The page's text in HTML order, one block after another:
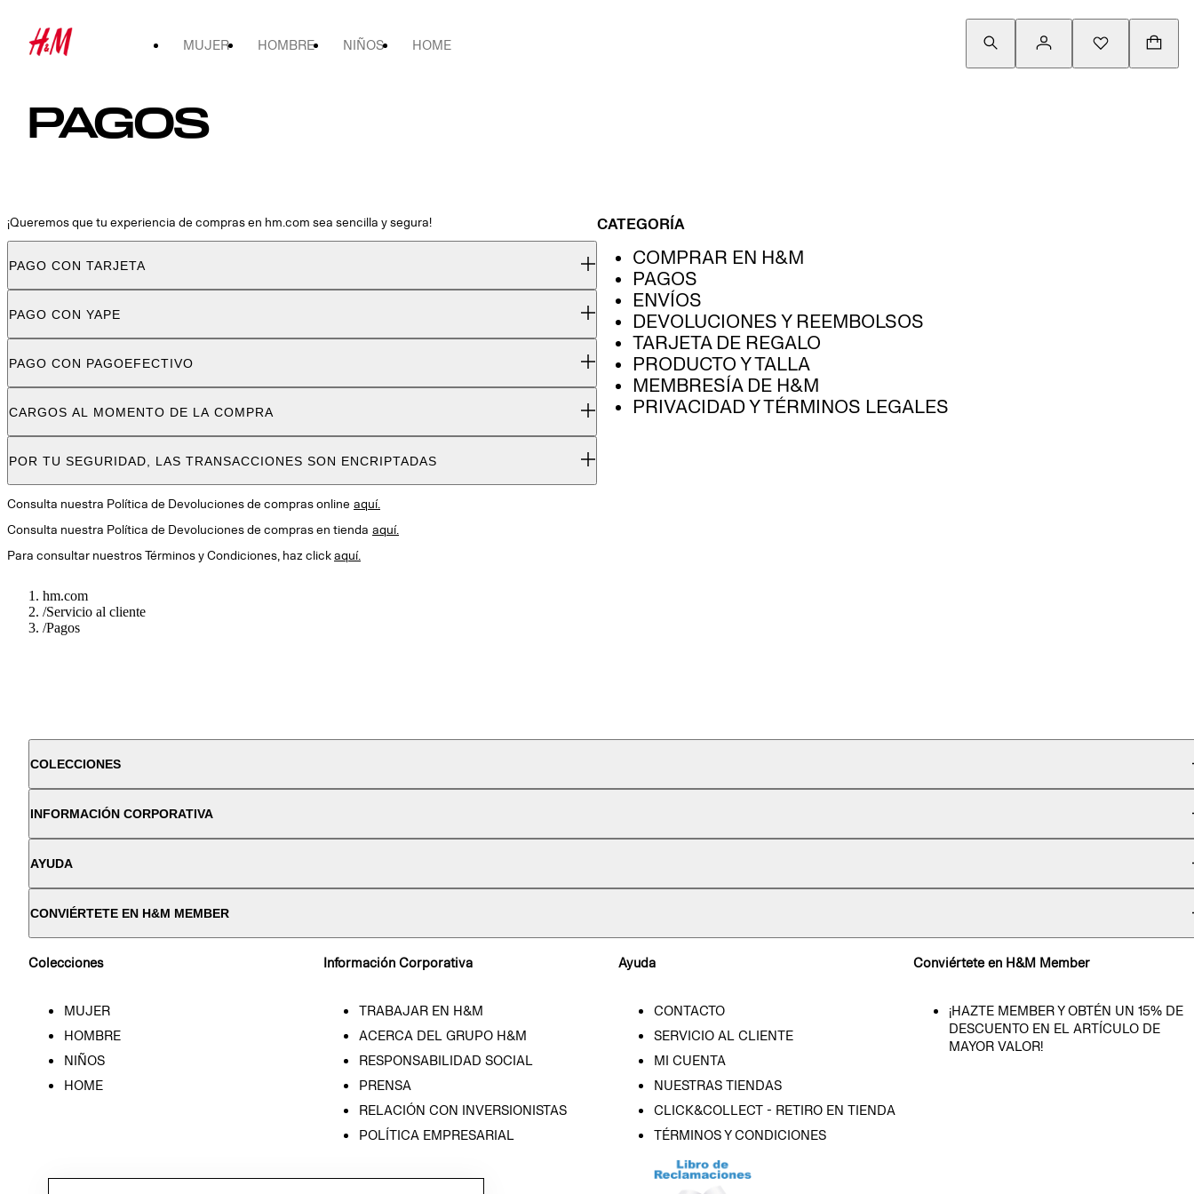
MUJER HOMBRE NIÑOS HOME
PAGOS
¡Queremos que tu experiencia de compras en hm.com sea sencilla y segura!
PAGO CON TARJETA
PAGO CON YAPE
PAGO CON PAGOEFECTIVO
CARGOS AL MOMENTO DE LA COMPRA
POR TU SEGURIDAD, LAS TRANSACCIONES SON ENCRIPTADAS
Consulta nuestra Política de Devoluciones de compras online aquí.
Consulta nuestra Política de Devoluciones de compras en tienda aquí.
Para consultar nuestros Términos y Condiciones, haz clickaquí.
CATEGORÍA
COMPRAR EN H&M
PAGOS
ENVÍOS
DEVOLUCIONES Y REEMBOLSOS
TARJETA DE REGALO
PRODUCTO Y TALLA
MEMBRESÍA DE H&M
PRIVACIDAD Y TÉRMINOS LEGALES
hm.com
/Servicio al cliente
/Pagos
COLECCIONES
INFORMACIÓN CORPORATIVA
AYUDA
CONVIÉRTETE EN H&M MEMBER
Colecciones
MUJER
HOMBRE
NIÑOS
HOME
Información Corporativa
TRABAJAR EN H&M
ACERCA DEL GRUPO H&M
RESPONSABILIDAD SOCIAL
PRENSA
RELACIÓN CON INVERSIONISTAS
POLÍTICA EMPRESARIAL
Ayuda
CONTACTO
SERVICIO AL CLIENTE
MI CUENTA
NUESTRAS TIENDAS
CLICK&COLLECT - RETIRO EN TIENDA
TÉRMINOS Y CONDICIONES
Conviértete en H&M Member
¡HAZTE MEMBER Y OBTÉN UN 15% DE
DESCUENTO EN EL ARTÍCULO DE
MAYOR VALOR!